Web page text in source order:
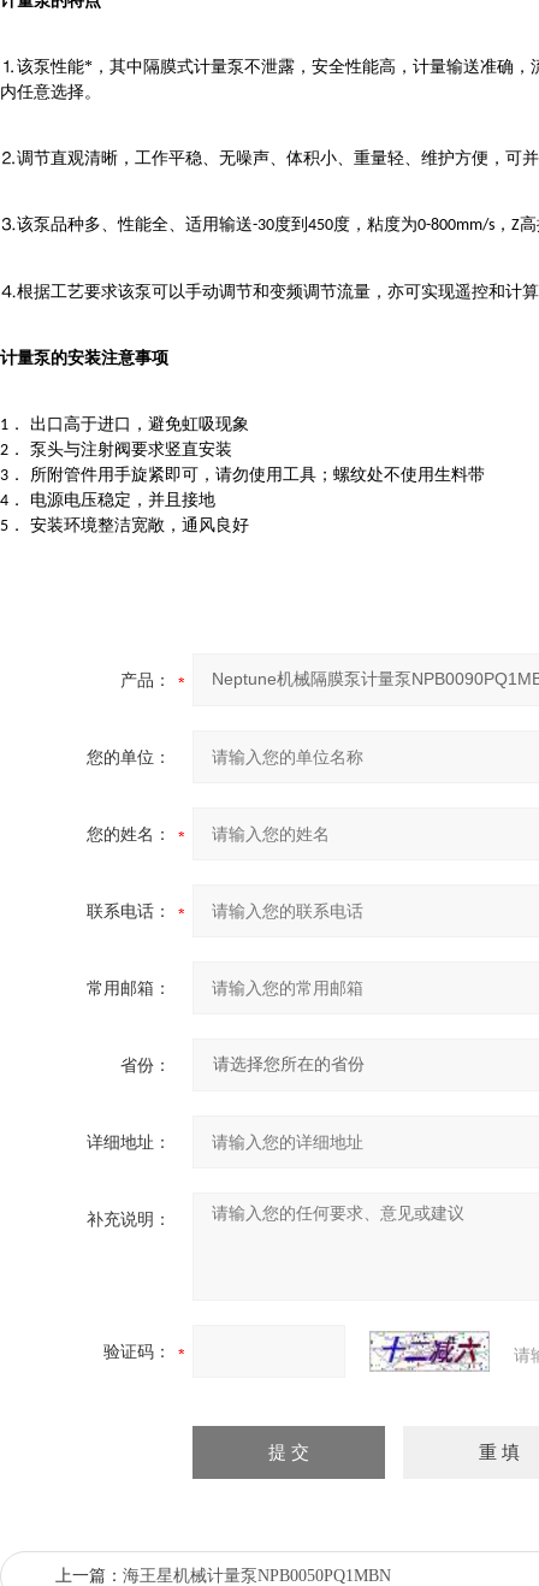
⒈该泵性能*，其中隔膜式计量泵不泄露，安全性能高，计量输送准确，
内任意选择。
⒉调节直观清晰，工作平稳、无噪声、体积小、重量轻、维护方便，可
⒊该泵品种多、性能全、适用输送-30度到 450度，粘度为0-800mm/s ， Z
⒋根据工艺要求该泵可以手动调节和变频调节流量，亦可实现遥控和计
计量泵的安装注意事项
1 ． 出口高于进口，避免虹吸现象
2 ． 泵头与注射阀要求竖直安装
3 ． 所附管件用手旋紧即可，请勿使用工具；螺纹处不使用生料带
4 ． 电源电压稳定，并且接地
5 ． 安装环境整洁宽敞，通风良好
产品：
您的单位：
您的姓名：
联系电话：
常用邮箱：
省份：
详细地址：
补充说明：
验证码： 请
上一篇： 海王星机械计量泵NPB0050PQ1MBN